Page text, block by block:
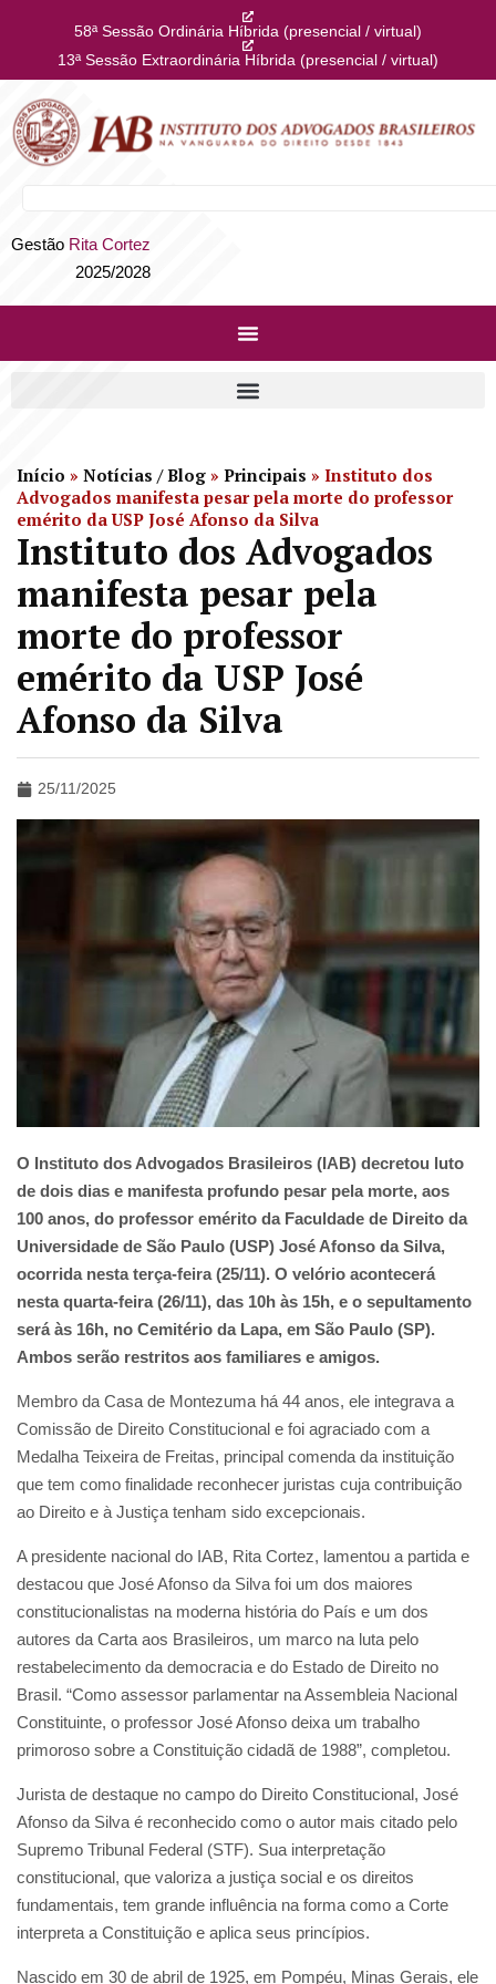
58ª Sessão Ordinária Híbrida (presencial / virtual)
13ª Sessão Extraordinária Híbrida (presencial / virtual)
Gestão Rita Cortez
2025/2028
Início » Notícias / Blog » Principais » Instituto dos
Advogados manifesta pesar pela morte do professor
emérito da USP José Afonso da Silva
Instituto dos Advogados
manifesta pesar pela
morte do professor
emérito da USP José
Afonso da Silva
25/11/2025
O Instituto dos Advogados Brasileiros (IAB) decretou luto
de dois dias e manifesta profundo pesar pela morte, aos
100 anos, do professor emérito da Faculdade de Direito da
Universidade de São Paulo (USP) José Afonso da Silva,
ocorrida nesta terça-feira (25/11). O velório acontecerá
nesta quarta-feira (26/11), das 10h às 15h, e o sepultamento
será às 16h, no Cemitério da Lapa, em São Paulo (SP).
Ambos serão restritos aos familiares e amigos.
Membro da Casa de Montezuma há 44 anos, ele integrava a
Comissão de Direito Constitucional e foi agraciado com a
Medalha Teixeira de Freitas, principal comenda da instituição
que tem como finalidade reconhecer juristas cuja contribuição
ao Direito e à Justiça tenham sido excepcionais.
A presidente nacional do IAB, Rita Cortez, lamentou a partida e
destacou que José Afonso da Silva foi um dos maiores
constitucionalistas na moderna história do País e um dos
autores da Carta aos Brasileiros, um marco na luta pelo
restabelecimento da democracia e do Estado de Direito no
Brasil. “Como assessor parlamentar na Assembleia Nacional
Constituinte, o professor José Afonso deixa um trabalho
primoroso sobre a Constituição cidadã de 1988”, completou.
Jurista de destaque no campo do Direito Constitucional, José
Afonso da Silva é reconhecido como o autor mais citado pelo
Supremo Tribunal Federal (STF). Sua interpretação
constitucional, que valoriza a justiça social e os direitos
fundamentais, tem grande influência na forma como a Corte
interpreta a Constituição e aplica seus princípios.
Nascido em 30 de abril de 1925, em Pompéu, Minas Gerais, ele